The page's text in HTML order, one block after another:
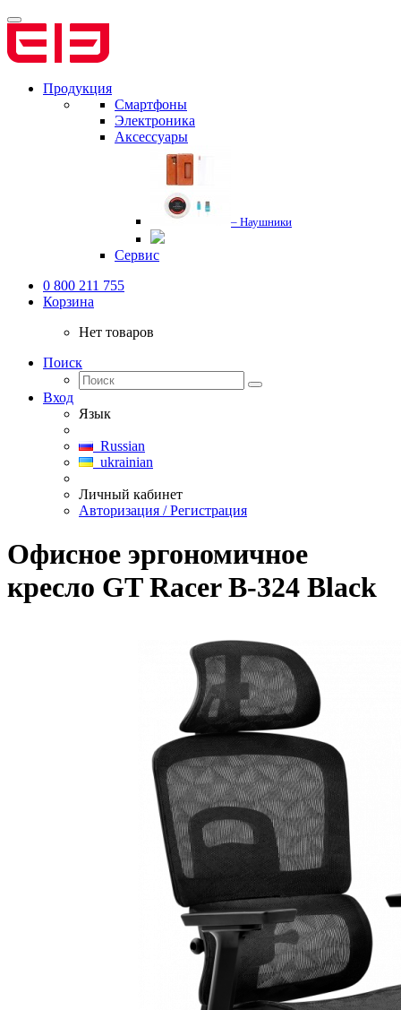
Продукция
Смартфоны
Электроника
Аксессуары
– Наушники
Сервис
0 800 211 755
Корзина
Нет товаров
Поиск
Вход
Язык
Russian
ukrainian
Личный кабинет
Авторизация / Регистрация
Офисное эргономичное
кресло GT Racer B-324 Black